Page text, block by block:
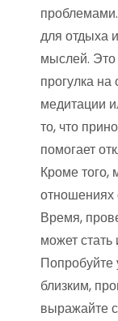
для отдыха
мыслей. Это
прогулка на
медитации
то, что
помогает
Кроме
отношениях
Время,
может
Попробуйте
близким,
выражайте